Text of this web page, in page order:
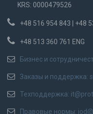
KRS: 0000479526
+48 516 954 843 | +48
+48 513 360 761 ENG
Бизнес и
Заказы и поддержка:
Техподдержка:
Правовые нормы: